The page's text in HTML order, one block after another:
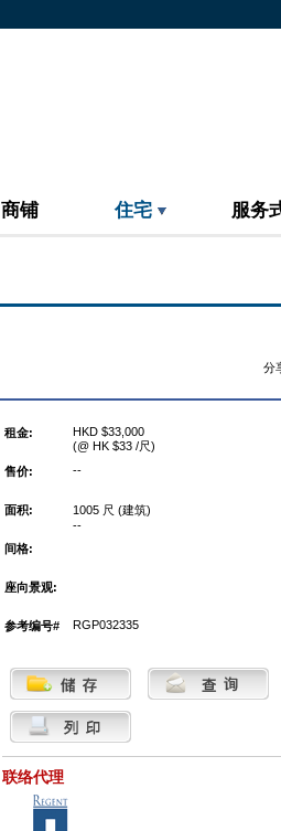
商铺 住宅 服务
分
租金:
HKD $33,000
(@ HK $33 /尺)
售价:
--
面积:
1005 尺 (建筑)
--
间格:
座向景观:
参考编号# RGP032335
联络代理